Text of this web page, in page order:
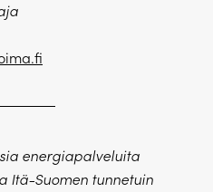
energiapalveluita
Itä-Suomen tunnetuin